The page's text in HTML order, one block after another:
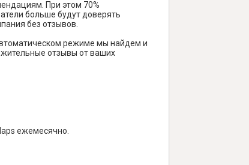
При этом 70%
больше будут доверять
без отзывов.
режиме мы найдем и
отзывы от ваших
ежемесячно.